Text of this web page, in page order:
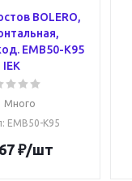
BOLERO,
EMB50-K95
IEK
Много
: EMB50-K95
₽/шт